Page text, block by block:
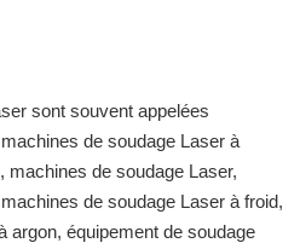
sont souvent appelées
de soudage Laser à
machines de soudage Laser,
de soudage Laser à froid,
argon, équipement de soudage